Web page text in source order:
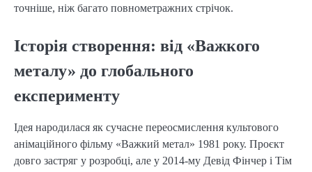
точніше, ніж багато повнометражних стрічок.
Історія створення: від «Важкого
металу» до глобального
експерименту
Ідея народилася як сучасне переосмислення культового
анімаційного фільму «Важкий метал» 1981 року. Проєкт
довго застряг у розробці, але у 2014-му Девід Фінчер і Тім